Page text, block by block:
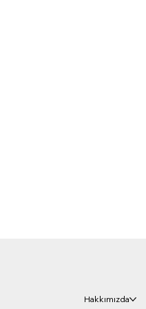
Hakkımızda